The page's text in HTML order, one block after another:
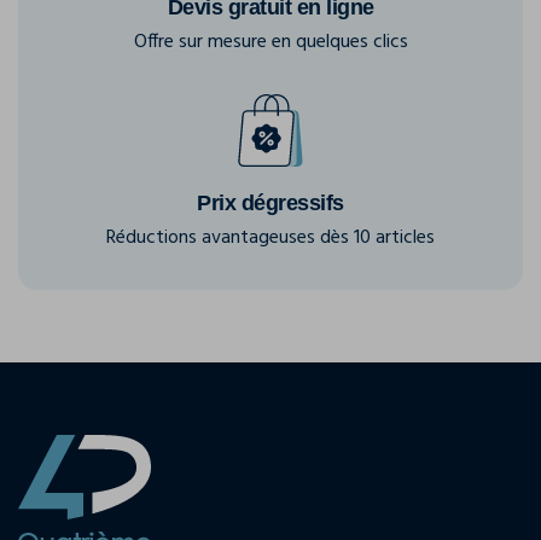
Devis gratuit en ligne
Offre sur mesure en quelques clics
Prix dégressifs
Réductions avantageuses dès 10 articles